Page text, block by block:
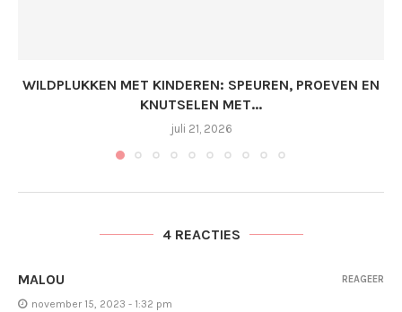
WILDPLUKKEN MET KINDEREN: SPEUREN, PROEVEN EN
KNUTSELEN MET...
juli 21, 2026
4 REACTIES
MALOU
november 15, 2023 - 1:32 pm
REAGEER